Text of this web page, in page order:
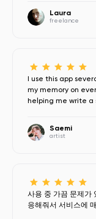
Laura
freelance
I use this app
my memory on
helping me write a
Saemi
artist
사용 중 가끔 문제가
응해줘서 서비스에